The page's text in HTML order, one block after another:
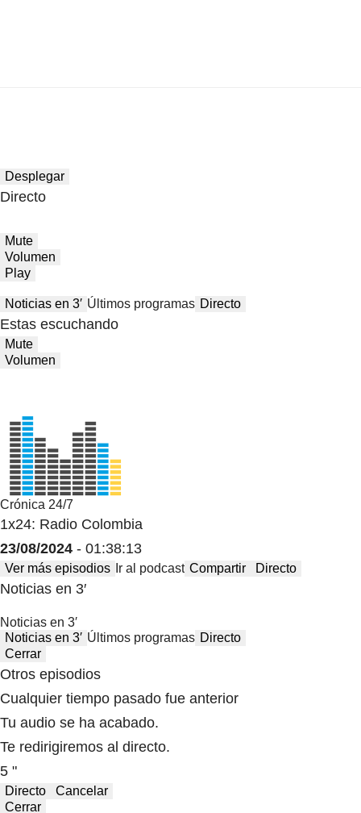
Desplegar
Directo
Mute
Volumen
Play
Noticias en 3′ Últimos programas Directo
Estas escuchando
Mute
Volumen
Crónica 24/7
1x24: Radio Colombia
23/08/2024 - 01:38:13
Ver más episodios Ir al podcast Compartir Directo
Noticias en 3′
Noticias en 3′
Noticias en 3′ Últimos programas Directo
Cerrar
Otros episodios
Cualquier tiempo pasado fue anterior
Tu audio se ha acabado.
Te redirigiremos al directo.
5 "
Directo
Cancelar
Cerrar